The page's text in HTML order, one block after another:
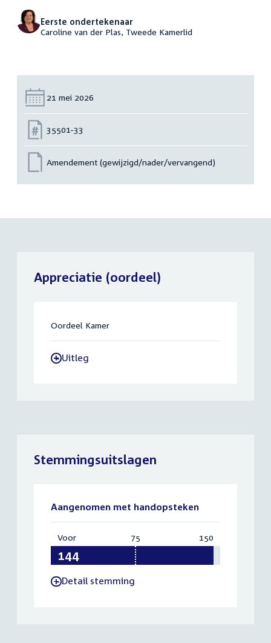
Eerste ondertekenaar
Caroline van der Plas, Tweede Kamerlid
Datum:
21 mei 2026
Nummer:
35501-33
Amendement (gewijzigd/nader/vervangend)
Appreciatie (oordeel)
Oordeel Kamer
-Uitleg
Stemmingsuitslagen
Aangenomen met handopsteken
Voor:
144
75 150
-Detail stemming